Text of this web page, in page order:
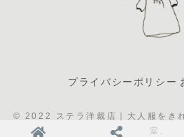
プライバシーポリシー
© 2022 ステラ洋裁店｜大人服をき
室.